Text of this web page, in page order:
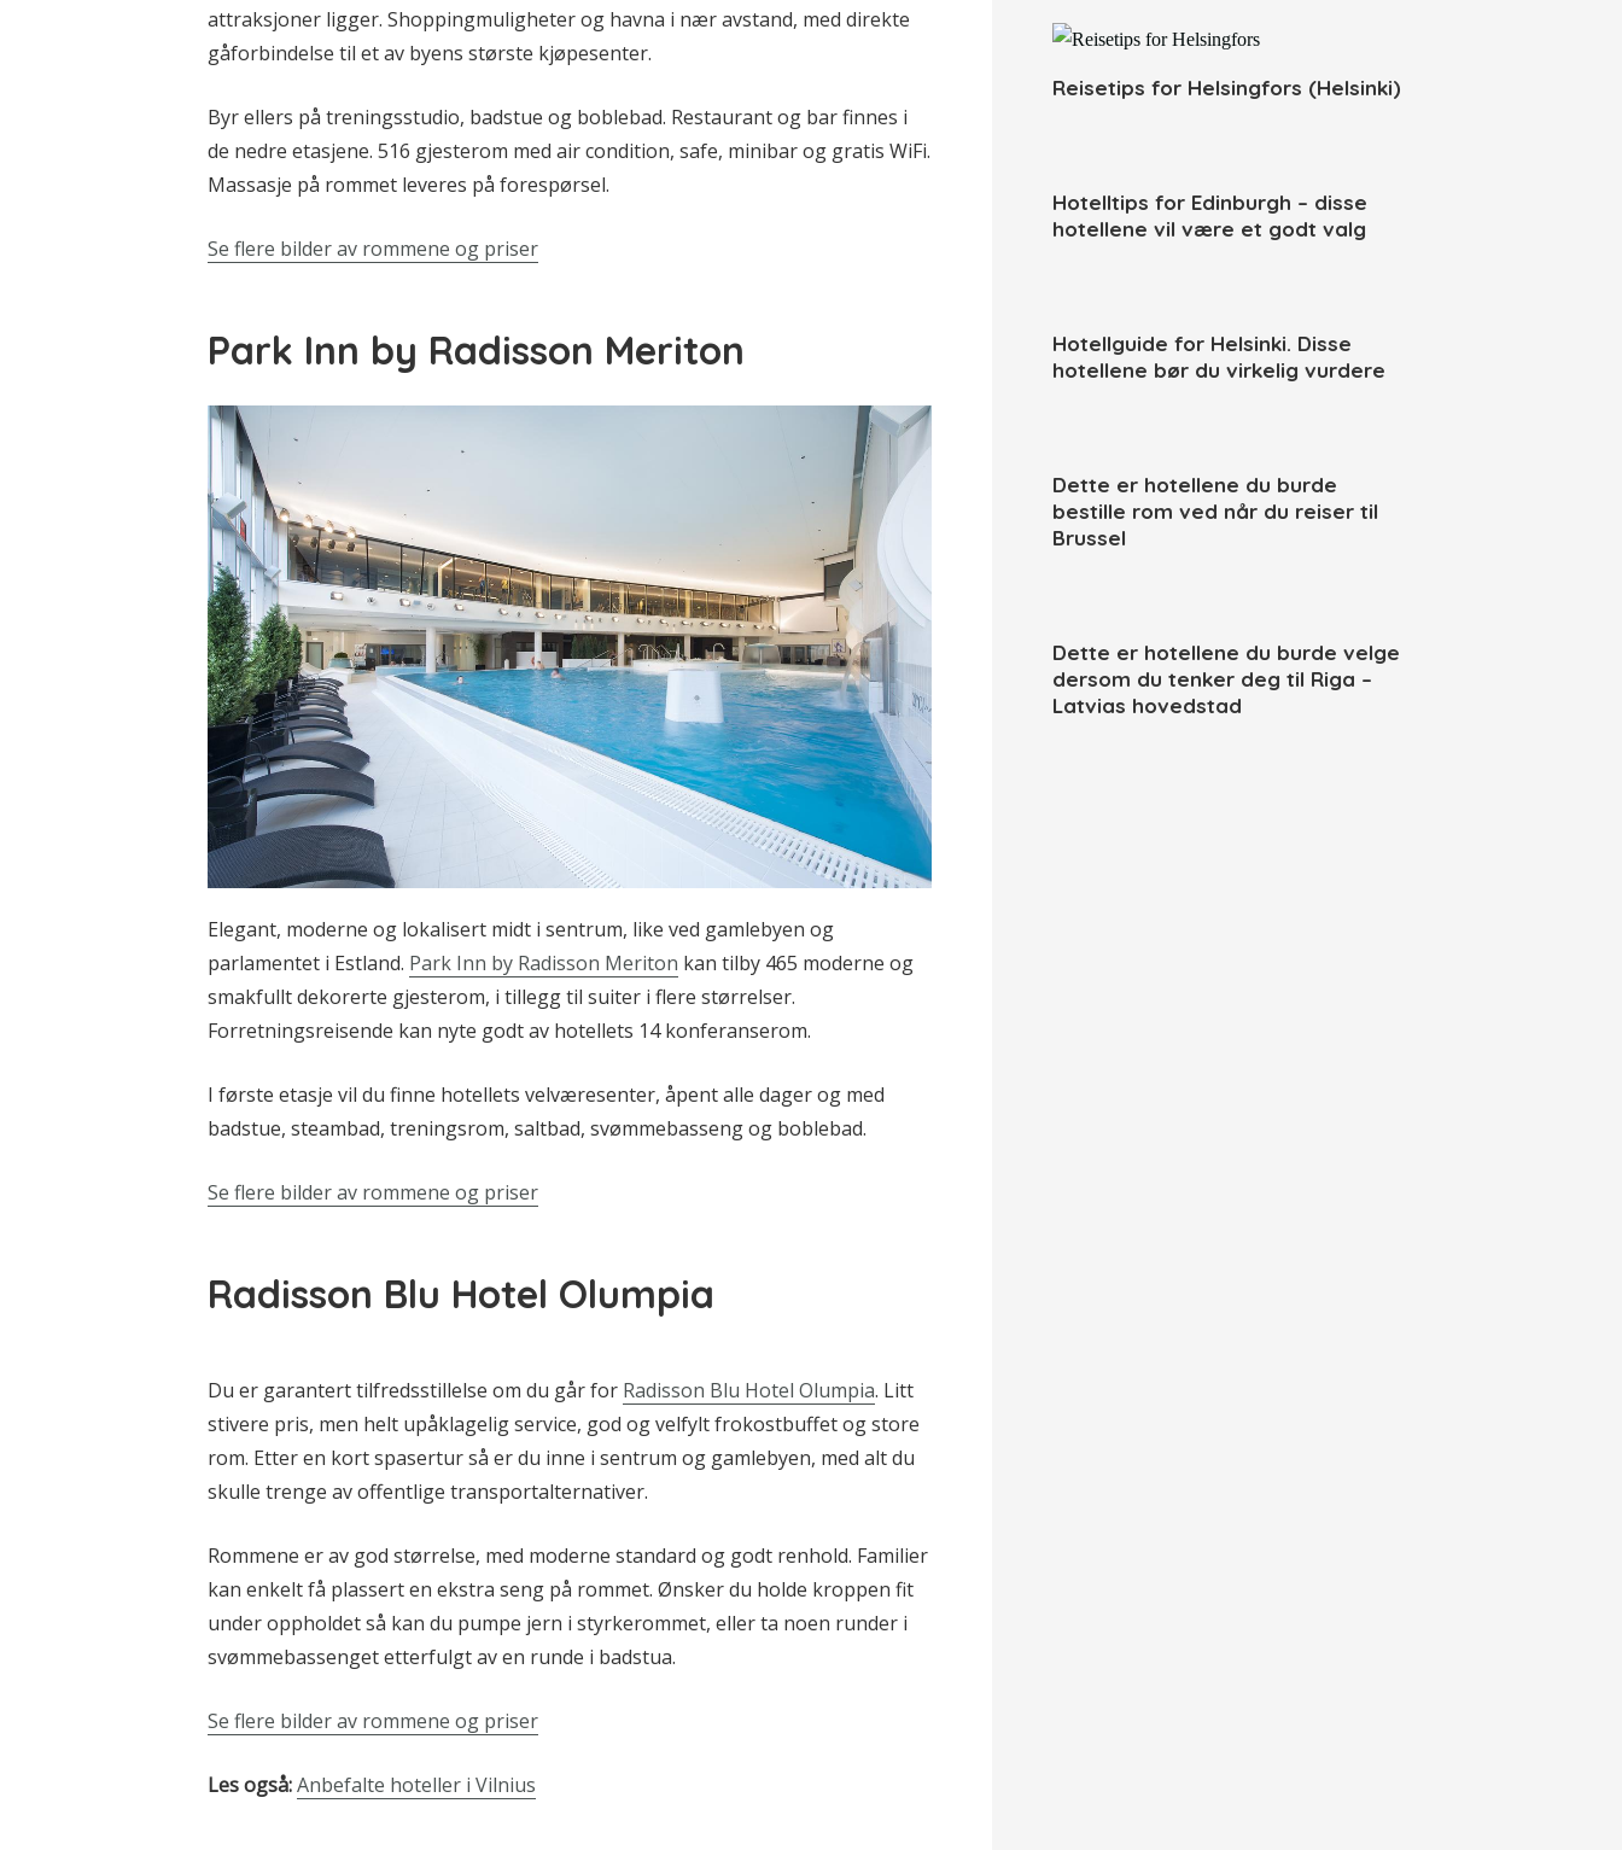
attraksjoner ligger. Shoppingmuligheter og havna i nær avstand, med direkte
gåforbindelse til et av byens største kjøpesenter.
Byr ellers på treningsstudio, badstue og boblebad. Restaurant og bar finnes i
de nedre etasjene. 516 gjesterom med air condition, safe, minibar og gratis WiFi.
Massasje på rommet leveres på forespørsel.
Se flere bilder av rommene og priser
Park Inn by Radisson Meriton
Elegant, moderne og lokalisert midt i sentrum, like ved gamlebyen og
parlamentet i Estland. Park Inn by Radisson Meriton kan tilby 465 moderne og
smakfullt dekorerte gjesterom, i tillegg til suiter i flere størrelser.
Forretningsreisende kan nyte godt av hotellets 14 konferanserom.
I første etasje vil du finne hotellets velværesenter, åpent alle dager og med
badstue, steambad, treningsrom, saltbad, svømmebasseng og boblebad.
Se flere bilder av rommene og priser
Radisson Blu Hotel Olumpia
Du er garantert tilfredsstillelse om du går for Radisson Blu Hotel Olumpia. Litt
stivere pris, men helt upåklagelig service, god og velfylt frokostbuffet og store
rom. Etter en kort spasertur så er du inne i sentrum og gamlebyen, med alt du
skulle trenge av offentlige transportalternativer.
Rommene er av god størrelse, med moderne standard og godt renhold. Familier
kan enkelt få plassert en ekstra seng på rommet. Ønsker du holde kroppen fit
under oppholdet så kan du pumpe jern i styrkerommet, eller ta noen runder i
svømmebassenget etterfulgt av en runde i badstua.
Se flere bilder av rommene og priser
Les også:Anbefalte hoteller i Vilnius
Reisetips for Helsingfors (Helsinki)
Hotelltips for Edinburgh – disse
hotellene vil være et godt valg
Hotellguide for Helsinki. Disse
hotellene bør du virkelig vurdere
Dette er hotellene du burde
bestille rom ved når du reiser til
Brussel
Dette er hotellene du burde velge
dersom du tenker deg til Riga –
Latvias hovedstad